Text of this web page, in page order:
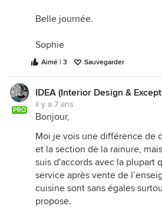
Belle journée.
Sophie
Aimé | 3 Sauvegarder
PRO
IDEA (Interior Design &
il y a 7 ans
Bonjour,
Moi je vois une différence de
et la section de la rainure,
suis d'accords avec la plupart
service après vente de
cuisine sont sans égales
propose.